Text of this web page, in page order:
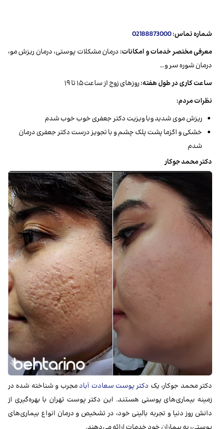
شماره تماس:02188873000
معرفی مختصر خدمات و امکانات:درمان مشکلات پوستی، درمان ریزش مو،
درمان شوره سر و…
ساعت کاری در طول هفته:روز‌های زوج از ساعت ۱۵ تا ۱۹
نظرات مردم:
ریزش موی شدید وبا ویزیت دکتر جعفری خوب خوب شدم
خشکی و اگزما پشت پلک چشم و با تجویز درست دکتر جعفری درمان
شدم
دکتر محمد جوکار
دکتر محمد جوکار، یک دکتر پوست سعادت آبادمجرب و شناخته شده در
زمینه بیماری‌های پوستی هستند. این دکتر پوست تهران با بهره‌گیری از
دانش روز دنیا و تجربه بالینی خود، در تشخیص و درمان انواع بیماری‌های